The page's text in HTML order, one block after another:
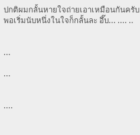
ปกติผมกลั้นหายใจถ่ายเอาเหมือนกันครับ
พอเริ่มนับหนึ่งในใจก็กลั้นละ อึ๊บ... .... ..
...
...
....